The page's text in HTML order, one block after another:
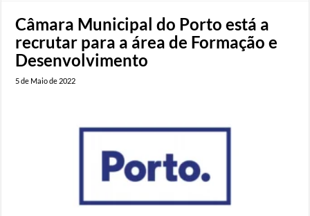
Câmara Municipal do Porto está a
recrutar para a área de Formação e
Desenvolvimento
5 de Maio de 2022